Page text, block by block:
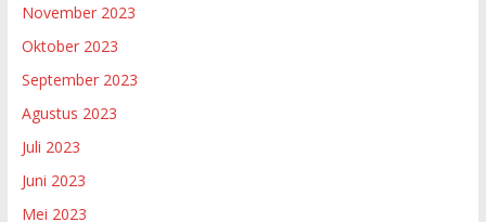
November 2023
Oktober 2023
September 2023
Agustus 2023
Juli 2023
Juni 2023
Mei 2023